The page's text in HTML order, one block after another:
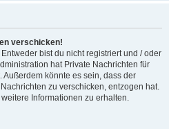
verschicken!
bist du nicht registriert und / oder
hat Private Nachrichten für
könnte es sein, dass der
zu verschicken, entzogen hat.
Informationen zu erhalten.